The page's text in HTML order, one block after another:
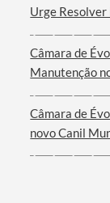
Urge Resolver
Câmara de
Manutenção
Câmara de
novo Canil